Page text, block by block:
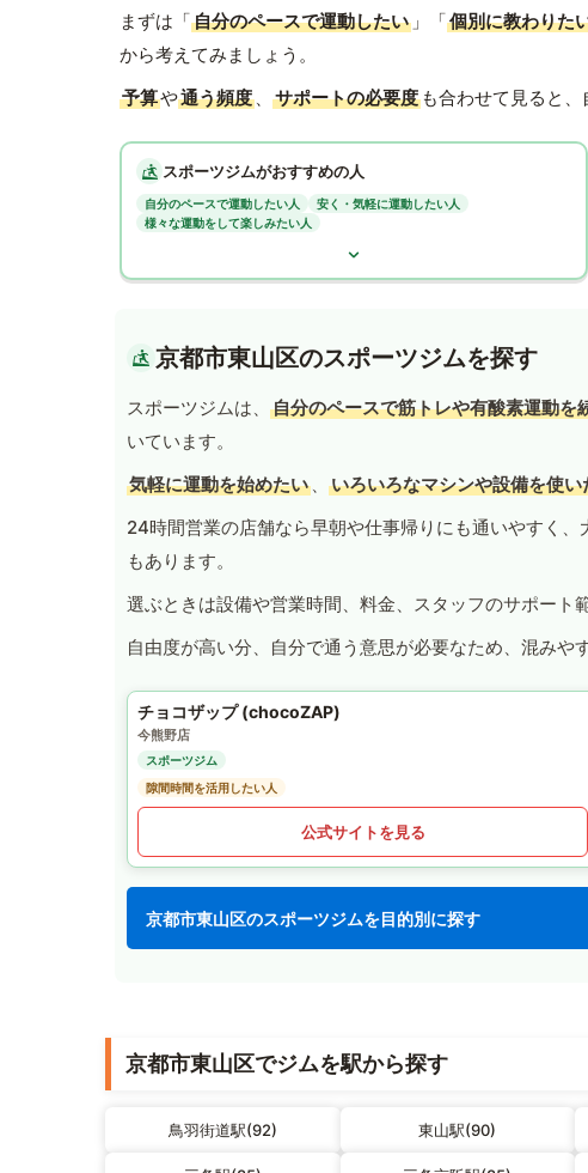
まずは「自分のペースで運動したい 」「個別に教わりた
から考えてみましょう。
予算や通う頻度 、 サポートの必要度 も合わせて見ると、
スポーツジムがおすすめの人
自分のペースで運動したい人
安く・気軽に運動したい人
様々な運動をして楽しみたい人
京都市東山区のスポーツジムを探す
スポーツジムは、 自分のペースで筋トレや有酸素運動を
いています。
気軽に運動を始めたい 、 いろいろなマシンや設備を使い
24時間営業の店舗なら早朝や仕事帰りにも通いやすく
もあります。
選ぶときは設備や営業時間、料金、スタッフのサポート
自由度が高い分、自分で通う意思が必要なため、混みや
チョコザップ (chocoZAP)
今熊野店
スポーツジム
隙間時間を活用したい人
公式サイトを見る
京都市東山区のスポーツジムを目的別に探す
京都市東山区でジムを駅から探す
鳥羽街道駅(92) 東山駅(90)